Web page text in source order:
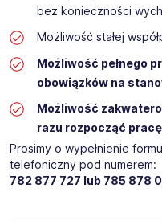
bez konieczności
Możliwość stałej
Możliwość pełnego
obowiązków na
Możliwość
razu rozpocząć pracę
Prosimy o wypełnienie
telefoniczny pod numerem:
782 877 727 lub 785 878